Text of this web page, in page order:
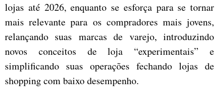
lojas até 2026, enquanto se esforça para se tornar
mais relevante para os compradores mais jovens,
relançando suas marcas de varejo, introduzindo
novos conceitos de loja “experimentais” e
simplificando suas operações fechando lojas de
shopping com baixo desempenho.